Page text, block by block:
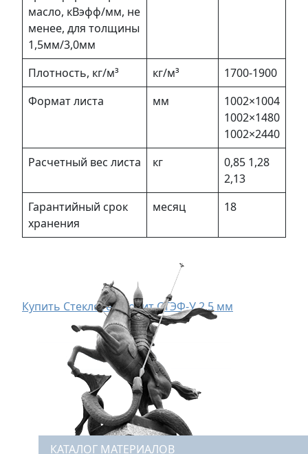
масло, кВэфф/мм, не
менее, для толщины
1,5мм/3,0мм
Плотность, кг/м³
кг/м³
1700-1900
Формат листа
мм
1002×1004
1002×1480
1002×2440
Расчетный вес листа
кг
0,85 1,28
2,13
Гарантийный срок
хранения
месяц 18
Купить Стеклотекстолит СТЭФ-У 2,5 мм
КАТАЛОГ МАТЕРИАЛОВ